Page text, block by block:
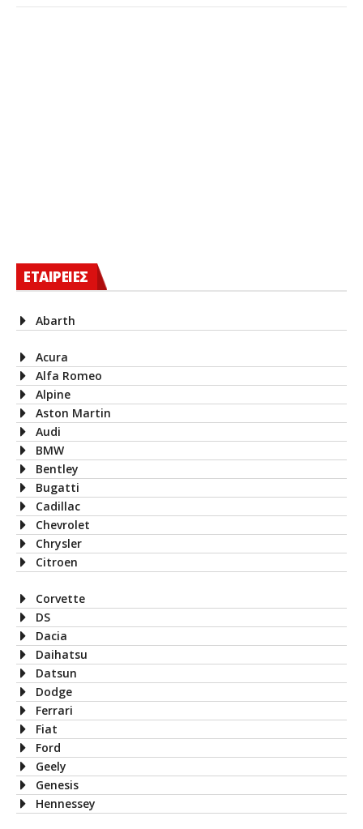
ΕΤΑΙΡΕΙΕΣ
Abarth
Acura
Alfa Romeo
Alpine
Aston Martin
Audi
BMW
Bentley
Bugatti
Cadillac
Chevrolet
Chrysler
Citroen
Corvette
DS
Dacia
Daihatsu
Datsun
Dodge
Ferrari
Fiat
Ford
Geely
Genesis
Hennessey